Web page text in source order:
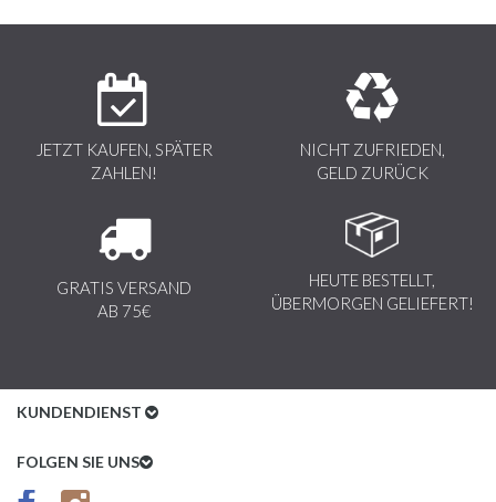
JETZT KAUFEN, SPÄTER
ZAHLEN!
NICHT ZUFRIEDEN,
GELD ZURÜCK
GRATIS VERSAND
AB 75€
HEUTE BESTELLT,
ÜBERMORGEN GELIEFERT!
KUNDENDIENST
Kundenservice
AGB
FOLGEN SIE UNS